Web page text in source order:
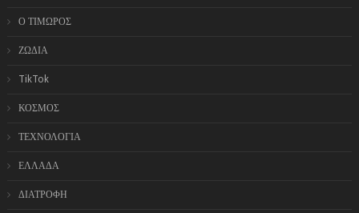
Ο ΤΙΜΩΡΟΣ
ΖΩΔΙΑ
TikTok
ΚΟΣΜΟΣ
ΤΕΧΝΟΛΟΓΙΑ
ΕΛΛΑΔΑ
ΔΙΑΤΡΟΦΗ